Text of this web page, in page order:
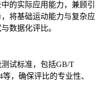
的实际应用能力，兼顾引
将基础运动能力与复杂应
数据化评比。
试标准，包括GB/T
等，确保评比的专业性、